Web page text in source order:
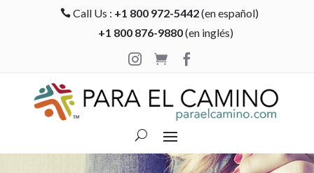
 Call Us : +1 800 972-5442(en español)
+1 800 876-9880(en inglés)

 